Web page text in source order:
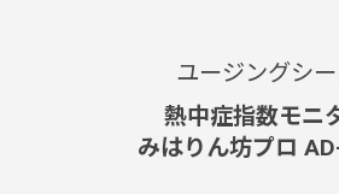
ユージングシ
熱中症指数モニ
みはりん坊プロ